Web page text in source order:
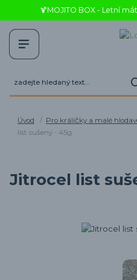
🍹MOJITO BOX - Letní
Úvod Pro králíčky a malé
list sušený - 45g
Jitrocel list